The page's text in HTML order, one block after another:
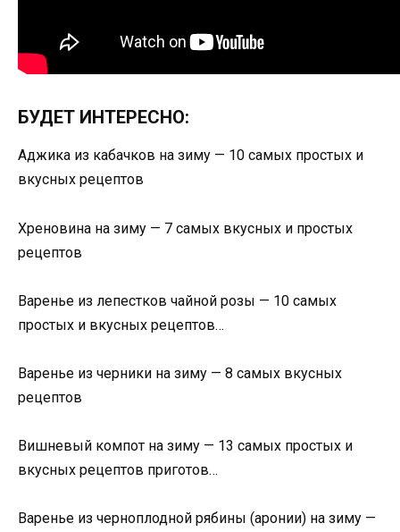
БУДЕТ ИНТЕРЕСНО:
Аджика из кабачков на зиму — 10 самых простых и
вкусных рецептов
Хреновина на зиму — 7 самых вкусных и простых
рецептов
Варенье из лепестков чайной розы — 10 самых
простых и вкусных рецептов…
Варенье из черники на зиму — 8 самых вкусных
рецептов
Вишневый компот на зиму — 13 самых простых и
вкусных рецептов приготов…
Варенье из черноплодной рябины (аронии) на зиму —